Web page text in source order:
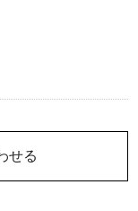
せる